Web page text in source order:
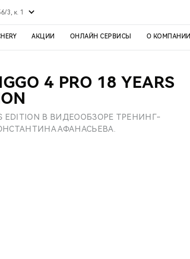
3, к. 1
АКЦИИ ОНЛАЙН СЕРВИСЫ О КОМПАНИИ
4 PRO 18 YEARS
EDITION В ВИДЕООБЗОРЕ ТРЕНИНГ-
АФАНАСЬЕВА.